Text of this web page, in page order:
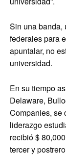
Sin una banda,
federales para
apuntalar, no
universidad.
En su tiempo
Delaware,
Companies, se
liderazgo
recibió $
tercer y